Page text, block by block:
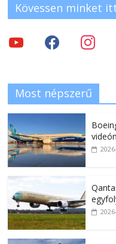
Kövessen minket
Most népszerű